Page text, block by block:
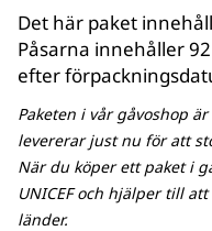
Det här paket
Påsarna innehåller
efter
Paketen i vår gåvoshop
levererar just nu för att
När du köper ett paket i
UNICEF och hjälper till
länder.